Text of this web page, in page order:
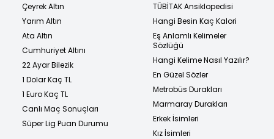
Çeyrek Altın
Yarım Altın
Ata Altın
Cumhuriyet Altını
22 Ayar Bilezik
1 Dolar Kaç TL
1 Euro Kaç TL
Canlı Maç Sonuçları
Süper Lig Puan Durumu
TÜBİTAK Ansiklopedisi
Hangi Besin Kaç Kalori
Eş Anlamlı Kelimeler
Sözlüğü
Hangi Kelime Nasıl Yazılır?
En Güzel Sözler
Metrobüs Durakları
Marmaray Durakları
Erkek İsimleri
Kız İsimleri